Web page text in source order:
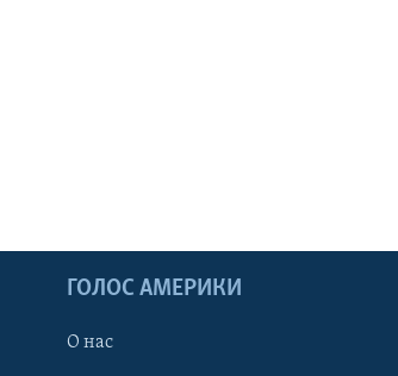
ГОЛОС АМЕРИКИ
О нас